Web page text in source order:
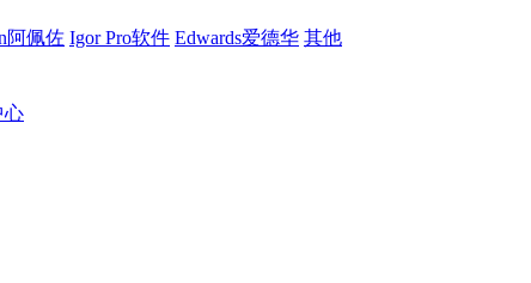
阿佩佐 Igor Pro软件 Edwards爱德华 其他
心